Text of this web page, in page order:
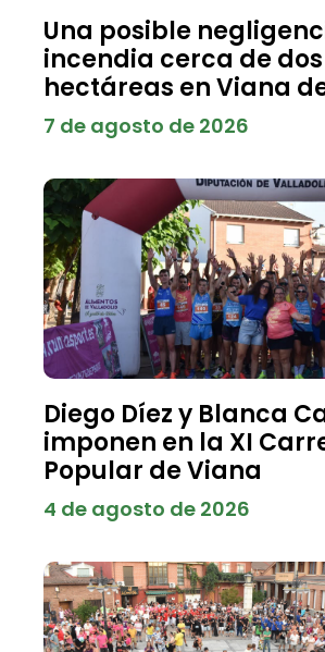
Una posible
incendia cerca de dos
hectáreas en Viana
7 de agosto de 2026
Diego Díez y Blanca
imponen en la XI
Popular de Viana
4 de agosto de 2026